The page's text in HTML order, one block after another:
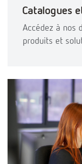
Catalogues
Accédez à nos
produits et